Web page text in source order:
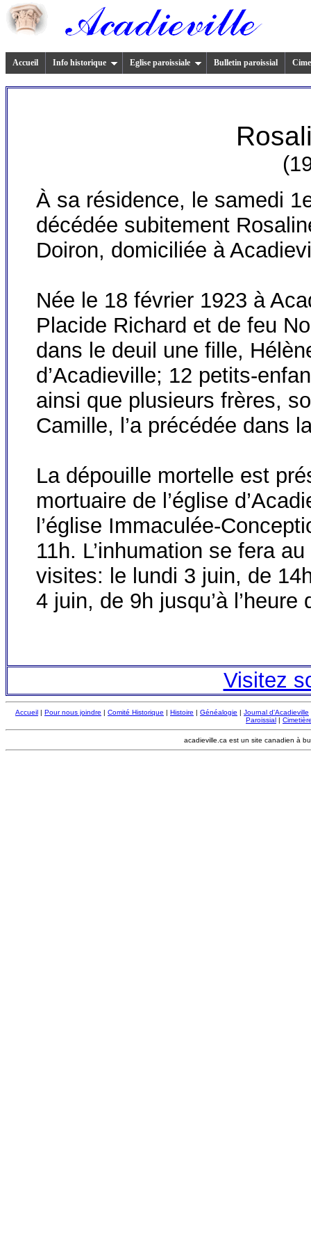
Accueil Info historique Eglise paroissiale Bulletin paroissial
À sa résidence, le samedi
décédée subitement
Doiron, domiciliée à
Née le 18 février 1923 à
Placide Richard et de feu
dans le deuil une fille,
d’Acadieville; 12 petits-
ainsi que plusieurs frères,
Camille, l’a précédée dans
La dépouille mortelle est
mortuaire de l’église
l’église Immaculée-
11h. L’inhumation se fera
visites: le lundi 3 juin, de
4 juin, de 9h jusqu’à
Visitez
Accueil | Pour nous joindre | Comité Historique | Histoire | Généalogie | Journal d'Acadieville
Paroissial |
acadieville.ca est un site canadien à